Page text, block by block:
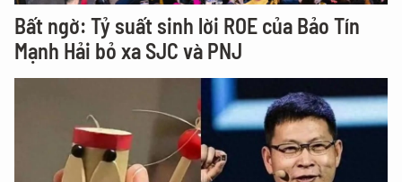
Bất ngờ: Tỷ suất sinh lời ROE của Bảo Tín
Mạnh Hải bỏ xa SJC và PNJ